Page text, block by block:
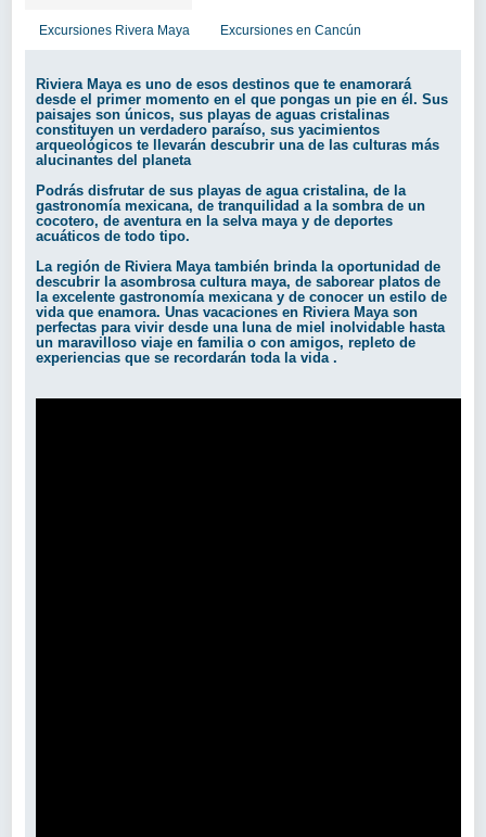
Excursiones Rivera Maya Excursiones en Cancún
Riviera Maya es uno de esos destinos que te enamorará
desde el primer momento en el que pongas un pie en él. Sus
paisajes son únicos, sus playas de aguas cristalinas
constituyen un verdadero paraíso, sus yacimientos
arqueológicos te llevarán descubrir una de las culturas más
alucinantes del planeta
Podrás disfrutar de sus playas de agua cristalina, de la
gastronomía mexicana, de tranquilidad a la sombra de un
cocotero, de aventura en la selva maya y de deportes
acuáticos de todo tipo.
La región de Riviera Maya también brinda la oportunidad de
descubrir la asombrosa cultura maya, de saborear platos de
la excelente gastronomía mexicana y de conocer un estilo de
vida que enamora. Unas vacaciones en Riviera Maya son
perfectas para vivir desde una luna de miel inolvidable hasta
un maravilloso viaje en familia o con amigos, repleto de
experiencias que se recordarán toda la vida .